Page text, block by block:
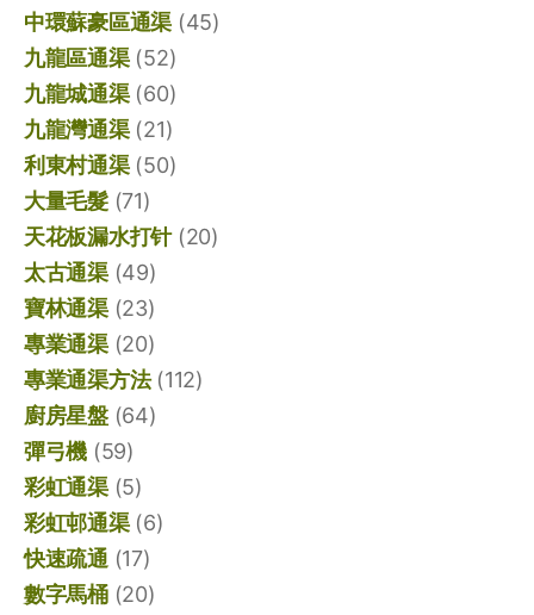
中環蘇豪區通渠 (45)
九龍區通渠(52)
九龍城通渠(60)
九龍灣通渠(21)
利東村通渠(50)
大量毛髮(71)
天花板漏水打针(20)
太古通渠(49)
寶林通渠(23)
專業通渠(20)
專業通渠方法(112)
廚房星盤(64)
彈弓機 (59)
彩虹通渠(5)
彩虹邨通渠(6)
快速疏通 (17)
數字馬桶(20)